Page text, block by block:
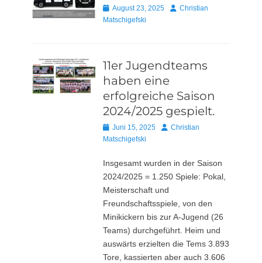
Posted
on
August 23, 2025 AutorChristian
Matschigefski
11er Jugendteams
haben eine
erfolgreiche Saison
2024/2025 gespielt.
Posted
on
Juni 15, 2025 AutorChristian
Matschigefski
Insgesamt wurden in der Saison
2024/2025 = 1.250 Spiele: Pokal,
Meisterschaft und
Freundschaftsspiele, von den
Minikickern bis zur A-Jugend (26
Teams) durchgeführt. Heim und
auswärts erzielten die Tems 3.893
Tore, kassierten aber auch 3.606